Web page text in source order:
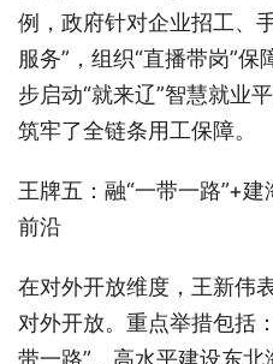
例，政府针对企业招工、
服务”，组织“直播带岗”
步启动“就来辽”智慧就业
筑牢了全链条用工保障。
王牌五：融“一带一路”+
前沿
在对外开放维度，王新伟
对外开放。重点举措包括
带一路”、高水平建设东